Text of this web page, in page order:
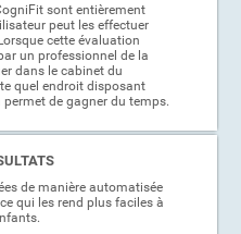
sont entièrement
peut les effectuer
cette évaluation
un professionnel de la
dans le cabinet du
quel endroit disposant
de gagner du temps.
de manière automatisée
qui les rend plus faciles à